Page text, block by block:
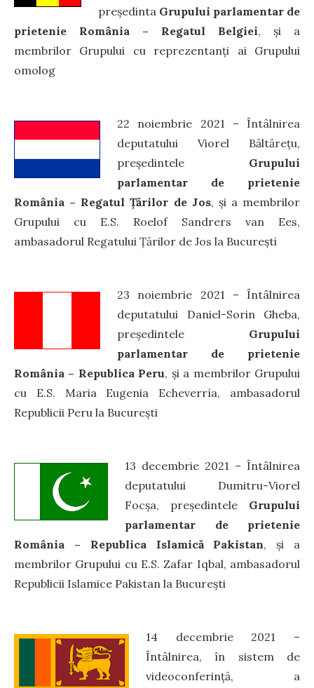
președinta Grupului parlamentar de
prietenie România – Regatul Belgiei, și a
membrilor Grupului cu reprezentanți ai Grupului
omolog
22 noiembrie 2021 – Întâlnirea
deputatului Viorel Băltăreţu,
președintele Grupului
parlamentar de prietenie
România – Regatul Țărilor de Jos, și a membrilor
Grupului cu E.S. Roelof Sandrers van Ees,
ambasadorul Regatului Țărilor de Jos la București
23 noiembrie 2021 – Întâlnirea
deputatului Daniel-Sorin Gheba,
președintele Grupului
parlamentar de prietenie
România – Republica Peru, și a membrilor Grupului
cu E.S. Maria Eugenia Echeverría, ambasadorul
Republicii Peru la București
13 decembrie 2021 – Întâlnirea
deputatului Dumitru-Viorel
Focșa, președintele Grupului
parlamentar de prietenie
România – Republica Islamică Pakistan, și a
membrilor Grupului cu E.S. Zafar Iqbal, ambasadorul
Republicii Islamice Pakistan la București
14 decembrie 2021 –
Întâlnirea, în sistem de
videoconferință, a